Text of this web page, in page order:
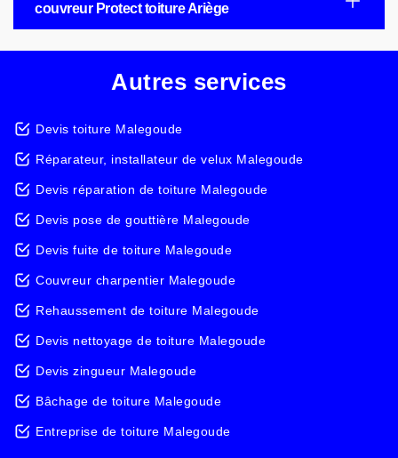
couvreur Protect toiture Ariège
Autres services
Devis toiture Malegoude
Réparateur, installateur de velux Malegoude
Devis réparation de toiture Malegoude
Devis pose de gouttière Malegoude
Devis fuite de toiture Malegoude
Couvreur charpentier Malegoude
Rehaussement de toiture Malegoude
Devis nettoyage de toiture Malegoude
Devis zingueur Malegoude
Bâchage de toiture Malegoude
Entreprise de toiture Malegoude